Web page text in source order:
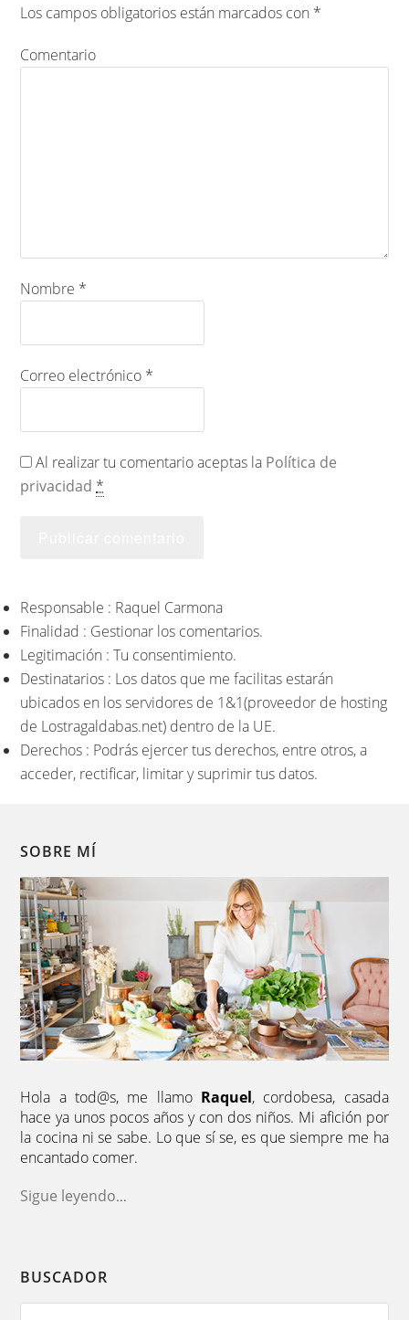
Los campos obligatorios están marcados con *
Comentario
Nombre *
Correo electrónico *
Al realizar tu comentario aceptas la Política de
privacidad *
Responsable : Raquel Carmona
Finalidad : Gestionar los comentarios.
Legitimación : Tu consentimiento.
Destinatarios : Los datos que me facilitas estarán
ubicados en los servidores de 1&1(proveedor de hosting
de Lostragaldabas.net) dentro de la UE.
Derechos : Podrás ejercer tus derechos, entre otros, a
acceder, rectificar, limitar y suprimir tus datos.
SOBRE MÍ
Hola a tod@s, me llamo Raquel, cordobesa, casada
hace ya unos pocos años y con dos niños. Mi afición por
la cocina ni se sabe. Lo que sí se, es que siempre me ha
encantado comer.
Sigue leyendo...
BUSCADOR